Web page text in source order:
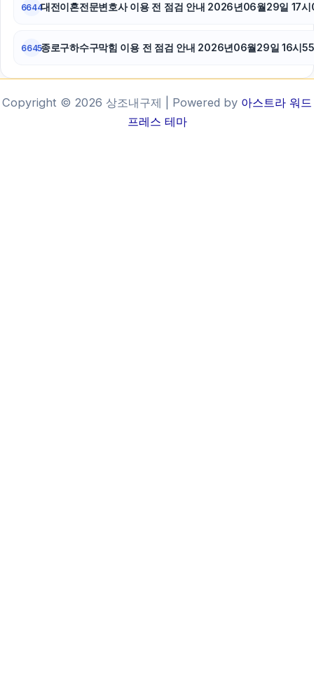
6644대전이혼전문변호사 이용 전 점검 안내 2026년06월29일 17시
6645종로구하수구막힘 이용 전 점검 안내 2026년06월29일 16시
Copyright © 2026 상조내구제 | Powered by 아스트라 워드
프레스 테마